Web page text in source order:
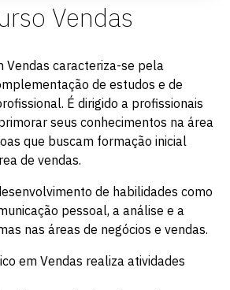
Vendas
Vendas caracteriza-se pela
de estudos e de
É dirigido a profissionais
seus conhecimentos na área
que buscam formação inicial
de vendas.
de habilidades como
pessoal, a análise e a
nas áreas de negócios e vendas.
em Vendas realiza atividades